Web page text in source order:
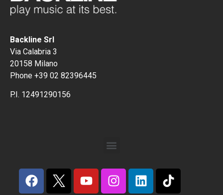
Backline Srl
Via Calabria 3
20158 Milano
Phone +39 02 82396445
P.I. 12491290156